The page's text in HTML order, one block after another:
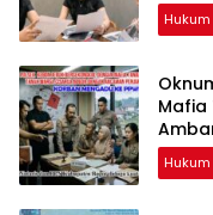
Hukum
Mafia
Hukum